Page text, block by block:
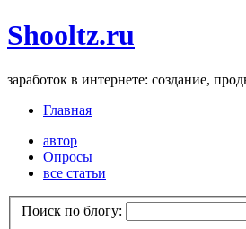
Shooltz.ru
заработок в интернете: создание,
Главная
автор
Опросы
все статьи
Поиск по блогу: